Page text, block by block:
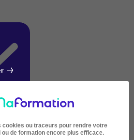
cookies ou traceurs pour rendre votre
ou de formation encore plus efficace.